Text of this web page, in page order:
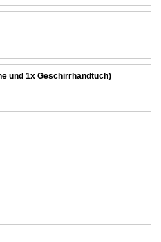
und 1x Geschirrhandtuch)